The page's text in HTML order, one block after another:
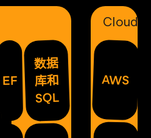
EF
数据
库和
SQL
Cloud
AWS